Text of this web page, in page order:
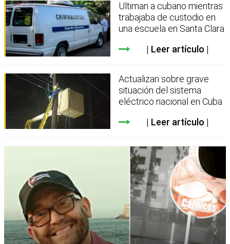
Ultiman a cubano mientras
trabajaba de custodio en
una escuela en Santa Clara
Leer artículo
Actualizan sobre grave
situación del sistema
eléctrico nacional en Cuba
Leer artículo